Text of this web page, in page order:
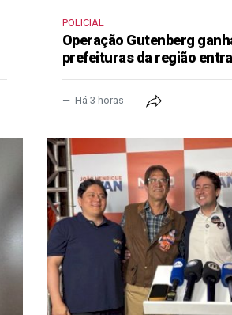
POLICIAL
Operação Gutenberg
prefeituras da região
Há 3 horas